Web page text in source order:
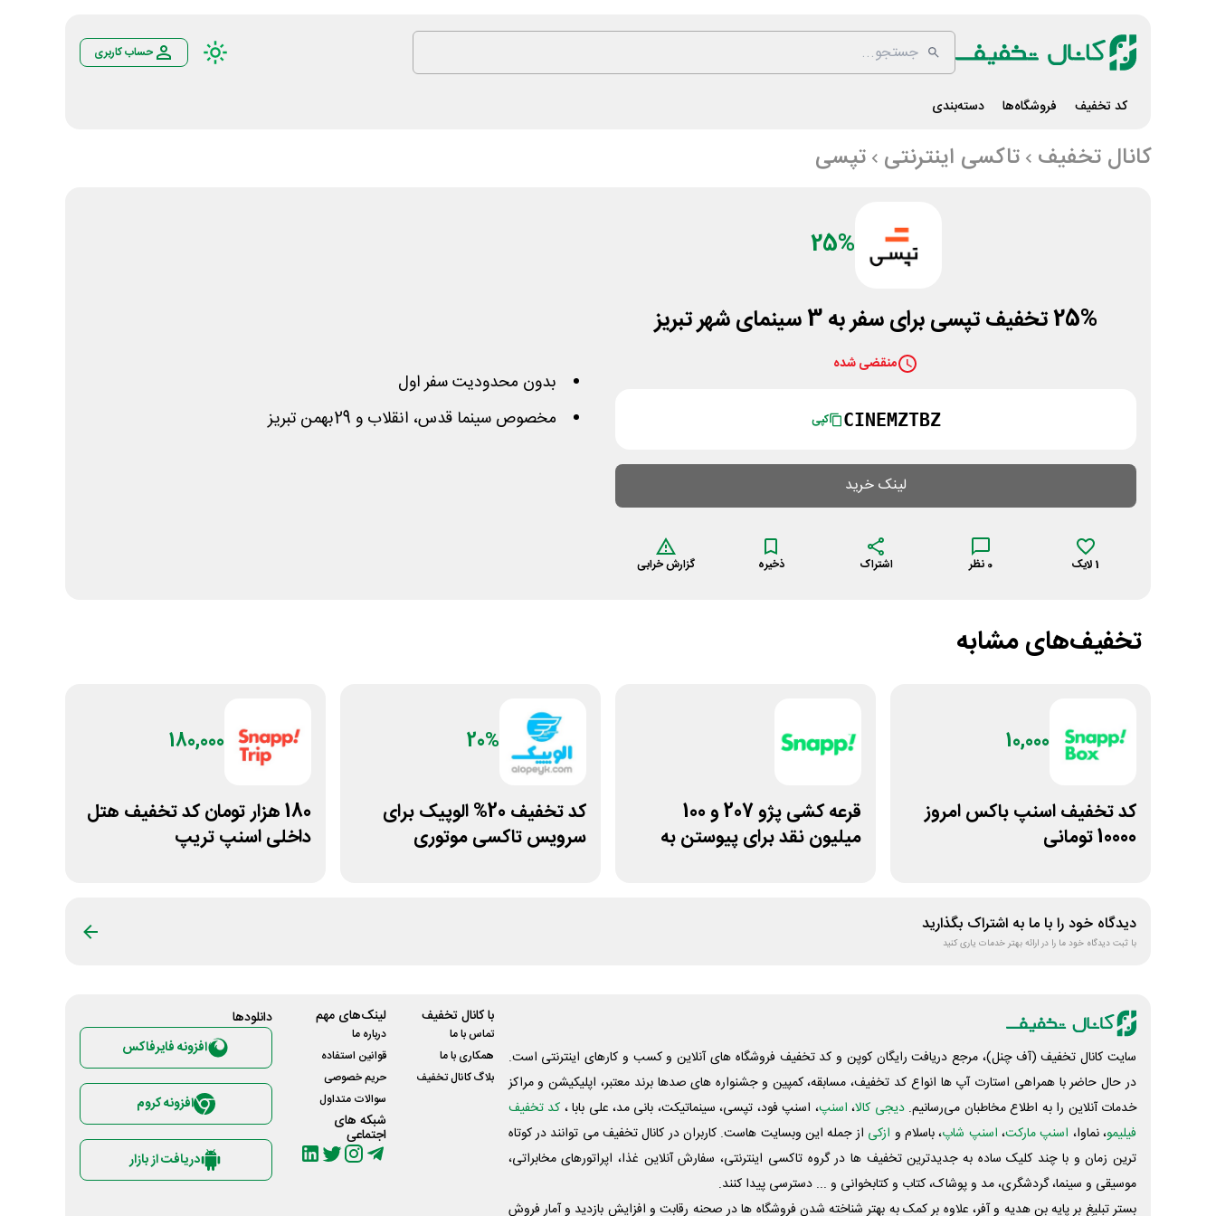
حساب کاربری
کد تخفیف فروشگاه‌ها دسته‌بندی
کانال تخفیف تاکسی اینترنتی تپسی
25%
25% تخفیف تپسی برای سفر به 3 سینمای شهر تبریز
منقضی شده
CINEMZTBZ کپی
لینک خرید
1 لایک 0 نظر اشتراک ذخیره گزارش خرابی
بدون محدودیت سفر اول
مخصوص سینما قدس، انقلاب و 29بهمن تبریز
تخفیف‌های مشابه
10,000
کد تخفیف اسنپ باکس امروز
10000 تومانی
قرعه کشی پژو 207 و 100
میلیون نقد برای پیوستن به
20%
کد تخفیف 20% الوپیک برای
سرویس تاکسی موتوری
180,000
180 هزار تومان کد تخفیف هتل
داخلی اسنپ تریپ
دیدگاه خود را با ما به اشتراک بگذارید
با ثبت دیدگاه خود ما را در ارائه بهتر خدمات یاری کنید
سایت کانال تخفیف (آف چنل)، مرجع دریافت رایگان کوپن و کد تخفیف فروشگاه های آنلاین و کسب و‌ کارهای اینترنتی است.
در حال حاضر با همراهی استارت آپ ها انواع کد تخفیف، مسابقه، کمپین و جشنواره های صدها برند معتبر، اپلیکیشن و مراکز
خدمات آنلاین را به اطلاع مخاطبان می‌رسانیم. دیجی کالا، اسنپ، اسنپ فود، تپسی، سینماتیکت، بانی مد، علی‌ بابا ، کد تخفیف
فیلیمو، نماوا، اسنپ مارکت، اسنپ شاپ، باسلام و ازکی از جمله این وبسایت ‌هاست. کاربران در کانال تخفیف می توانند در کوتاه
ترین زمان و با چند کلیک ساده به جدیدترین تخفیف ها در گروه تاکسی اینترنتی، سفارش آنلاین غذا، اپراتورهای مخابراتی،
موسیقی و سینما، گردشگری، مد و پوشاک، کتاب و کتابخوانی و ... دسترسی پیدا کنند.
بستر تبلیغ بر پایه بن هدیه و آفر، علاوه بر کمک به بهتر شناخته شدن فروشگاه ها در صحنه رقابت و افزایش بازدید و آمار فروش
با کانال تخفیف
تماس با ما
همکاری با ما
بلاگ کانال تخفیف
لینک‌های مهم
درباره ما
قوانین استفاده
حریم خصوصی
سوالات متداول
شبکه های
اجتماعی
دانلود‌ها
افزونه فایرفاکس
افزونه کروم
دریافت از بازار